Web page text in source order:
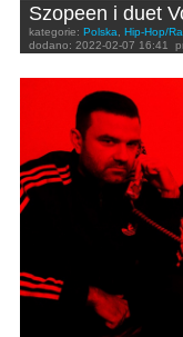
Szopeen i duet
kategorie: Polska Hip-Hop/
dodano: 2022-02-07 16:41